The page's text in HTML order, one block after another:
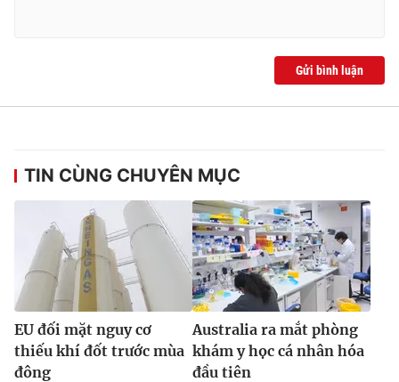
® Cấm sao chép dưới mọi hình thức nếu không có sự chấp
thuận bằng văn bản. Ghi rõ nguồn VTV.vn khi phát hành lại
thông tin từ website này.
Gửi bình luận
TIN CÙNG CHUYÊN MỤC
EU đối mặt nguy cơ
thiếu khí đốt trước mùa
đông
Australia ra mắt phòng
khám y học cá nhân hóa
đầu tiên